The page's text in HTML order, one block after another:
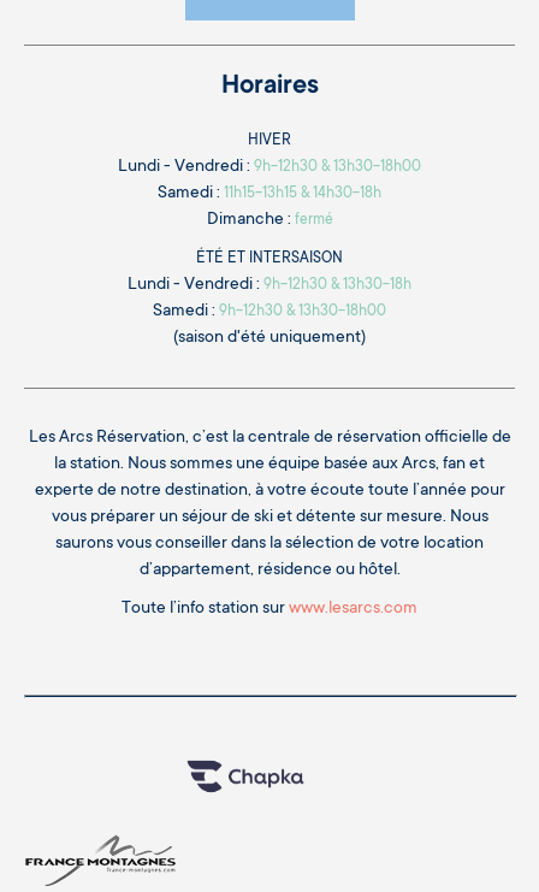
Horaires
HIVER
Lundi - Vendredi : 9h-12h30 & 13h30-18h00
Samedi : 11h15-13h15 & 14h30-18h
Dimanche : fermé
ÉTÉ ET INTERSAISON
Lundi - Vendredi : 9h-12h30 & 13h30-18h
Samedi : 9h-12h30 & 13h30-18h00
(saison d'été uniquement)
Les Arcs Réservation, c’est la centrale de réservation officielle de
la station. Nous sommes une équipe basée aux Arcs, fan et
experte de notre destination, à votre écoute toute l’année pour
vous préparer un séjour de ski et détente sur mesure. Nous
saurons vous conseiller dans la sélection de votre location
d’appartement, résidence ou hôtel.
Toute l’info station surwww.lesarcs.com